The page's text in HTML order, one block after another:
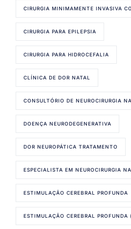
CIRURGIA MINIMAMENTE INVASIVA
CIRURGIA PARA EPILEPSIA
CIRURGIA PARA HIDROCEFALIA
CLÍNICA DE DOR NATAL
CONSULTÓRIO DE NEUROCIRURGIA
DOENÇA NEURODEGENERATIVA
DOR NEUROPÁTICA TRATAMENTO
ESPECIALISTA EM NEUROCIRURGIA
ESTIMULAÇÃO CEREBRAL PROFUNDA
ESTIMULAÇÃO CEREBRAL PROFUNDA